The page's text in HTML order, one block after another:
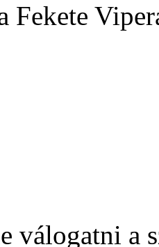
Fekete
válogatni